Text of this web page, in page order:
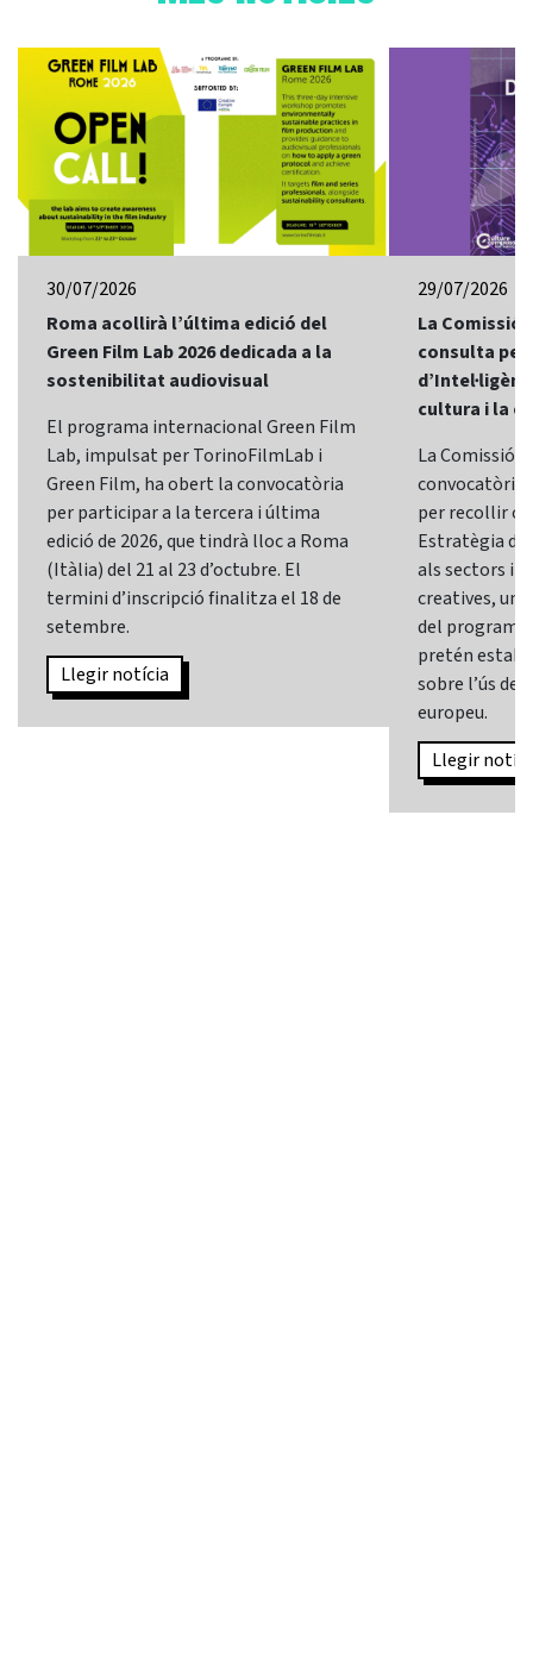
30/07/2026
Roma acollirà l’última edició del
Green Film Lab 2026 dedicada a la
sostenibilitat audiovisual
El programa internacional Green Film
Lab, impulsat per TorinoFilmLab i
Green Film, ha obert la convocatòria
per participar a la tercera i última
edició de 2026, que tindrà lloc a Roma
(Itàlia) del 21 al 23 d’octubre. El
termini d’inscripció finalitza el 18 de
setembre.
Llegir notícia
29/07/2026
La Comissió
consulta
cultura i la
La Comissió
convocatòria
per recollir
Estratègia
als sectors i
creatives,
del programa
pretén
sobre l’ús de
europeu.
Llegir